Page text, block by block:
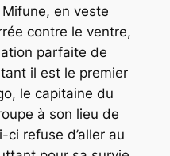
en veste
contre le ventre,
parfaite de
il est le premier
le capitaine du
à son lieu de
refuse d’aller au